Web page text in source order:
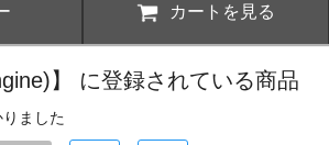
カートを見る
】 に登録されている商品
ました